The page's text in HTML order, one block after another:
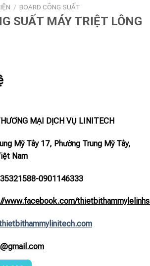
/ BOARD CÔNG SUẤT
SUẤT MÁY TRIỆT LÔNG
MẠI DỊCH VỤ LINITECH
Mỹ Tây 17, Phường Trung Mỹ Tây,
Nam
0901146333
www.facebook.com/